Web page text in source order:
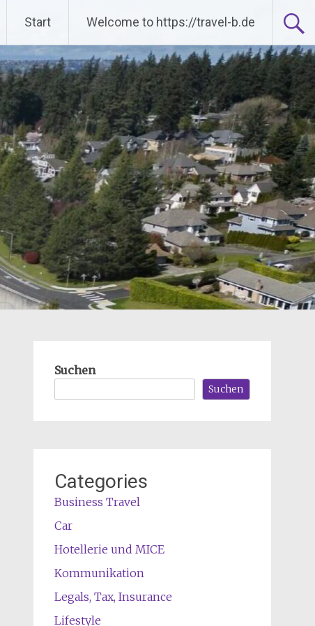
Start Welcome to https://travel-b.de
Suchen
Suchen
Categories
Business Travel
Car
Hotellerie und MICE
Kommunikation
Legals, Tax, Insurance
Lifestyle